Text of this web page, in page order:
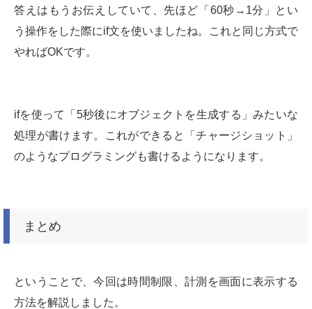
答えはもうお伝えしていて、先ほど「60秒→1分」とい
う操作をした際にif文を使いましたね。これと同じ方式で
やればOKです。
ifを使って「5秒後にオブジェクトを生成する」みたいな
処理が書けます。これができると「チャージショット」
のようなプログラミングも書けるようになります。
まとめ
ということで、今回は時間制限、計測を画面に表示する
方法を解説しました。